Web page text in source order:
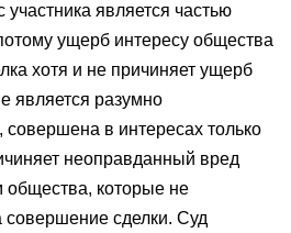
участника является частью
ущерб интересу общества
хотя и не причиняет ущерб
является разумно
совершена в интересах только
неоправданный вред
общества, которые не
сделки. Суд